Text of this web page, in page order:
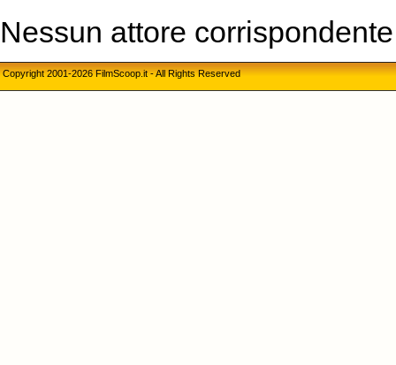
Nessun attore
Copyright 2001-2026 FilmScoop.it - All Rights Reserved